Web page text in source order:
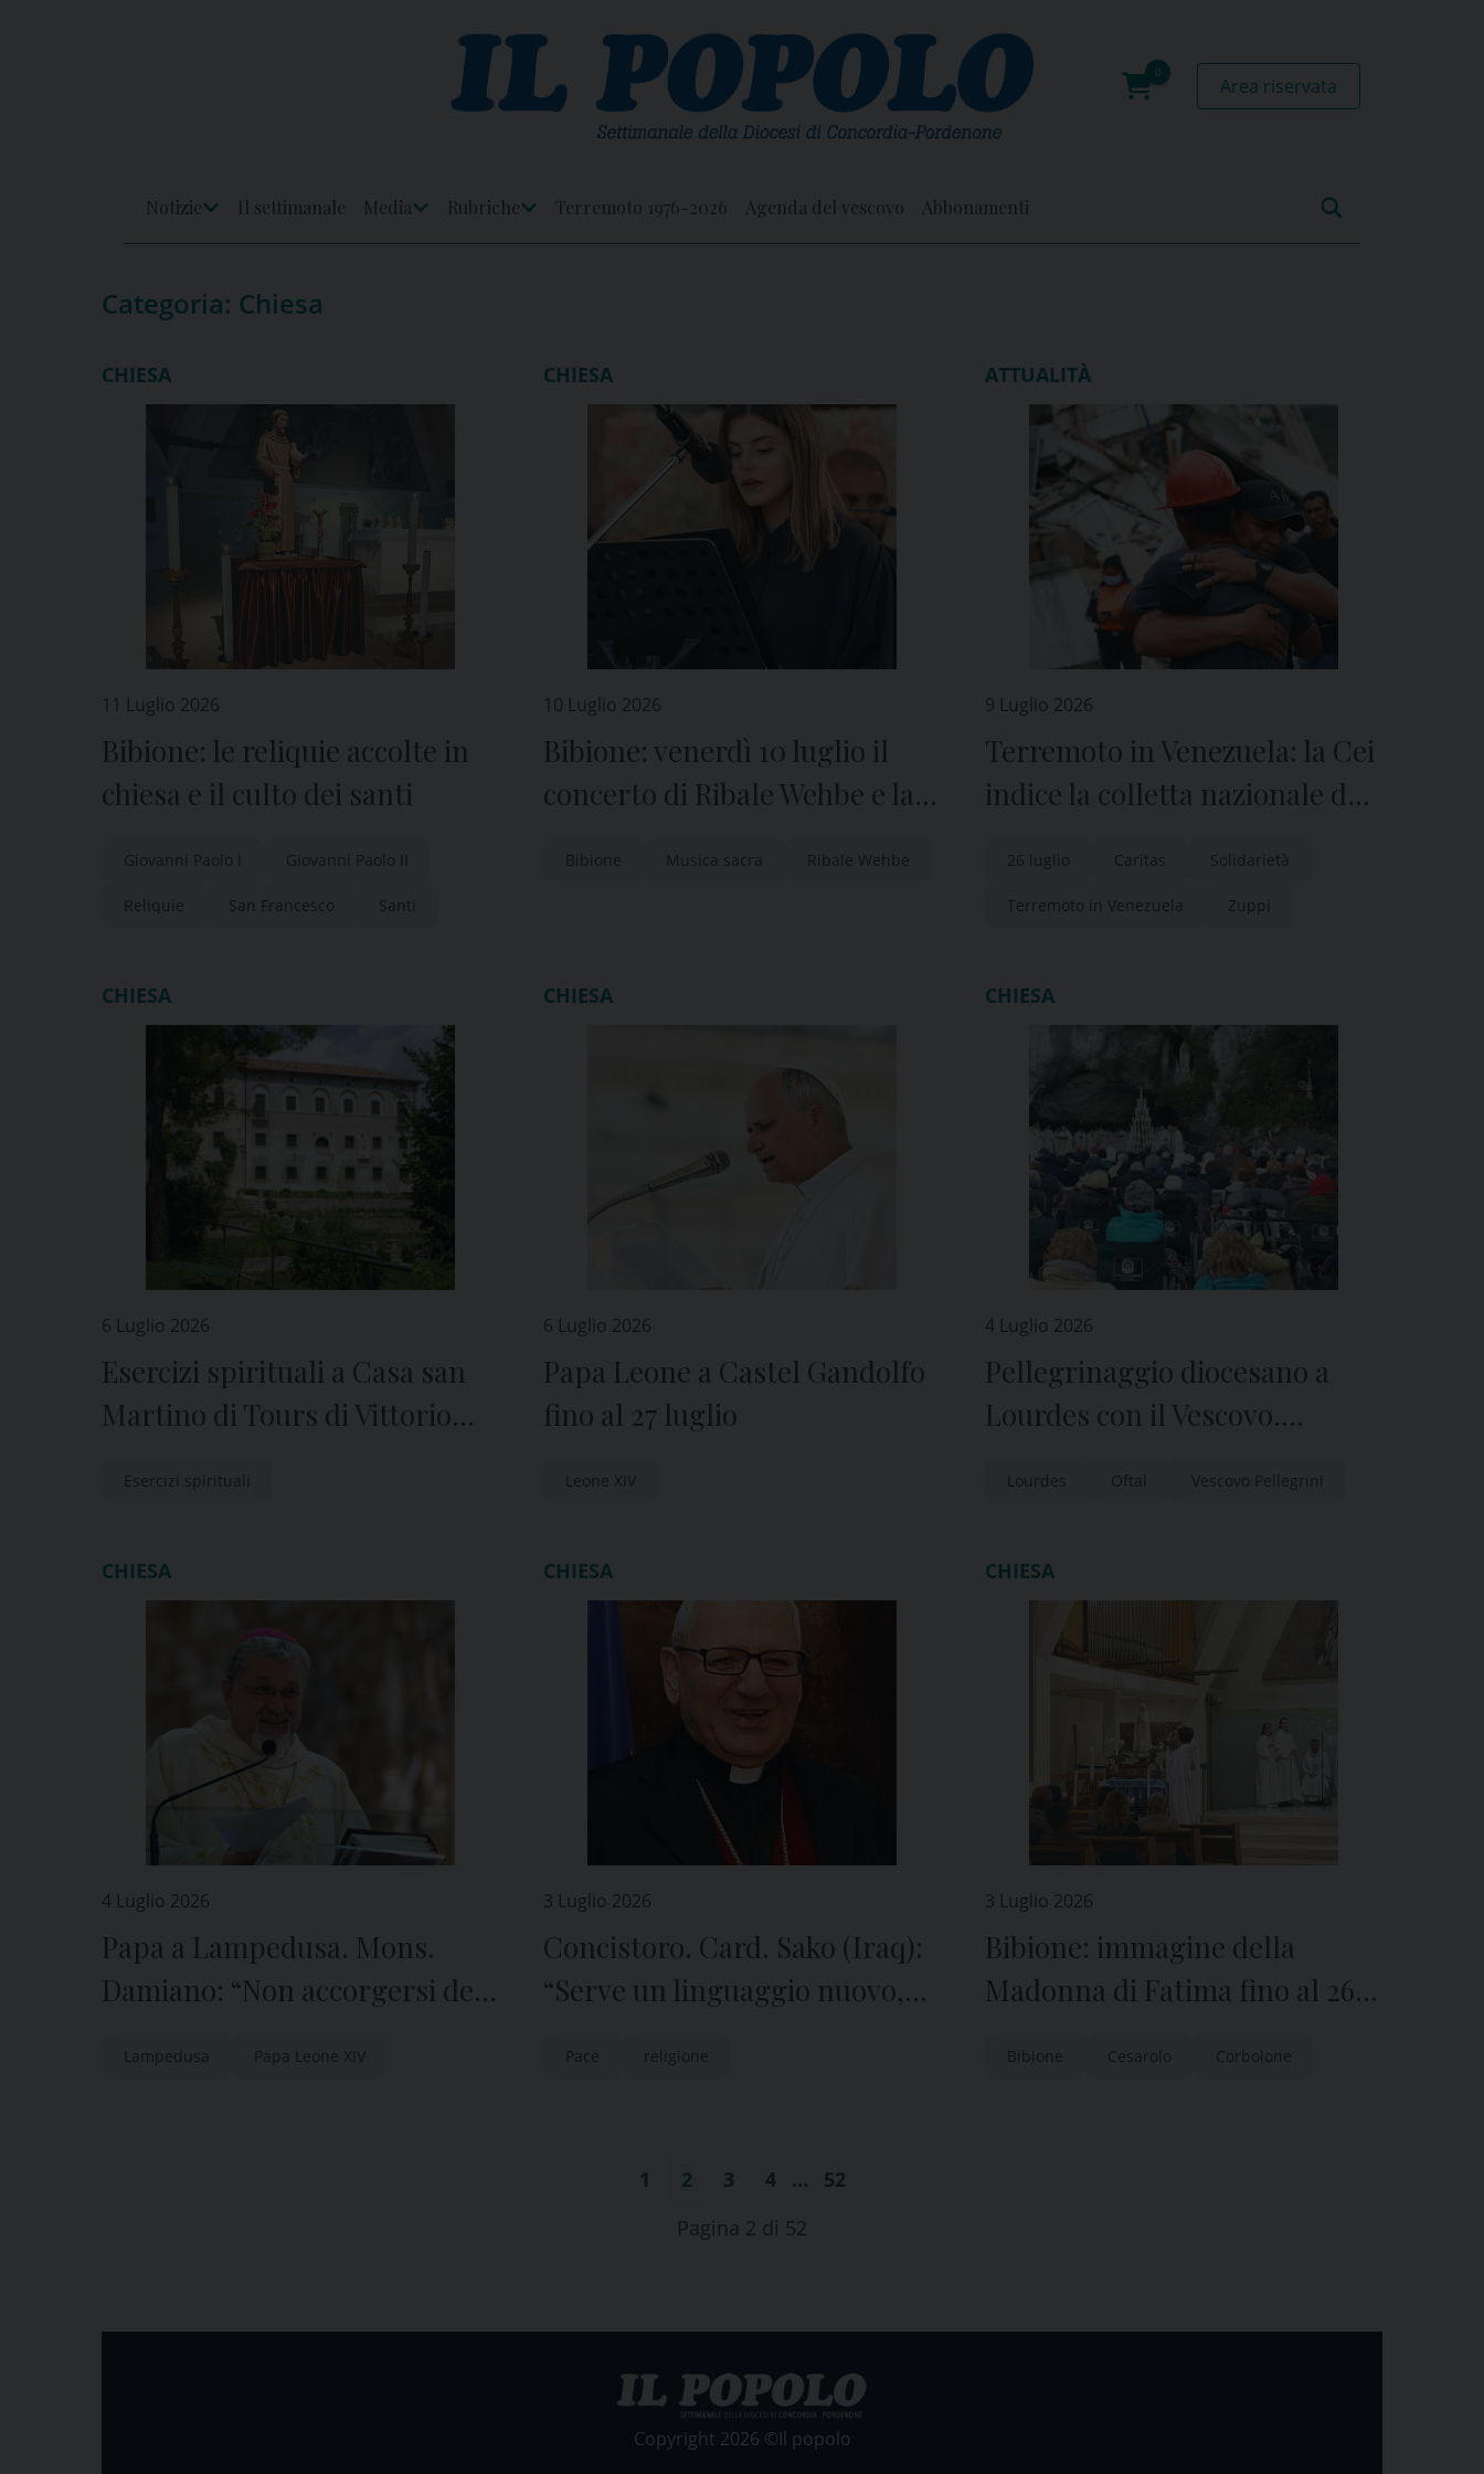
0
Area riservata
Notizie
Il settimanale
Media
Rubriche
Terremoto 1976-2026 Agenda del vescovo Abbonamenti
Categoria: Chiesa
CHIESA
11 Luglio 2026
Bibione: le reliquie accolte in
chiesa e il culto dei santi
Giovanni Paolo I Giovanni Paolo II
Reliquie San Francesco Santi
CHIESA
10 Luglio 2026
Bibione: venerdì 10 luglio il
concerto di Ribale Wehbe e la
Bibione Musica sacra Ribale Wehbe
ATTUALITÀ
9 Luglio 2026
Terremoto in Venezuela: la Cei
indice la colletta nazionale del
solidarietà”
26 luglio Caritas Solidarietà
Terremoto in Venezuela Zuppi
CHIESA
6 Luglio 2026
Esercizi spirituali a Casa san
Martino di Tours di Vittorio
Esercizi spirituali
CHIESA
6 Luglio 2026
Papa Leone a Castel Gandolfo
fino al 27 luglio
Leone XIV
CHIESA
4 Luglio 2026
Pellegrinaggio diocesano a
Lourdes con il Vescovo.
Lourdes Oftal Vescovo Pellegrini
CHIESA
4 Luglio 2026
Papa a Lampedusa. Mons.
Damiano: “Non accorgersi dei
Lampedusa Papa Leone XIV
CHIESA
3 Luglio 2026
Concistoro. Card. Sako (Iraq):
“Serve un linguaggio nuovo,
religioni per la pace”
Pace religione
CHIESA
3 Luglio 2026
Bibione: immagine della
Madonna di Fatima fino al 26
Bibione Cesarolo Corbolone
1 2 3 4 …
52
Pagina 2 di 52
Copyright 2026 ©Il popolo